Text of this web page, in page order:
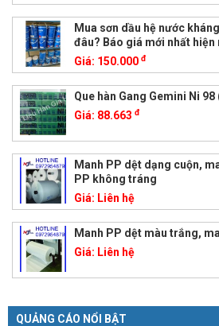
Mua sơn dầu hệ nước
đâu? Báo giá mới nhất hiện
Giá: 150.000 đ
Que hàn Gang Gemini Ni 98
Giá: 88.663 đ
Manh PP dệt dạng cuộn,
PP không tráng
Giá: Liên hệ
Manh PP dệt màu trắng,
Giá: Liên hệ
QUẢNG CÁO NỔI BẬT